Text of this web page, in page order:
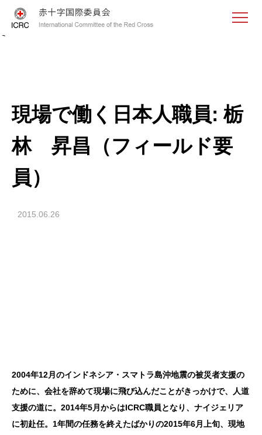
<
現場で働く日本人職員: 栃
林 昇昌（フィールド要
員）
2015.06.26
2004年12月のインドネシア・スマトラ島沖地震の被災者支援の
ために、会社を辞めて現場に飛び込んだことがきっかけで、人道
支援の道に。2014年5月からはICRC職員となり、ナイジェリア
に初赴任。1年間の任務を終えたばかりの2015年6月上旬、現地